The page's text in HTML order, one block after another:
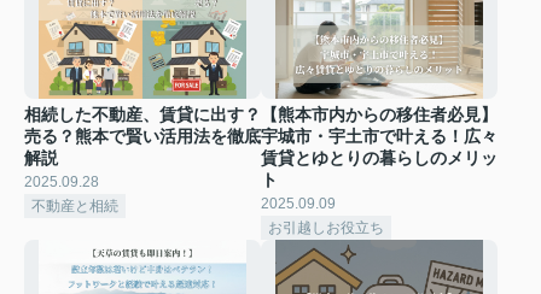
相続した不動産、賃貸に出す？
売る？熊本で賢い活用法を徹底
解説
2025.09.28
不動産と相続
【熊本市内からの移住者必見】
宇城市・宇土市で叶える！広々
賃貸とゆとりの暮らしのメリッ
ト
2025.09.09
お引越しお役立ち